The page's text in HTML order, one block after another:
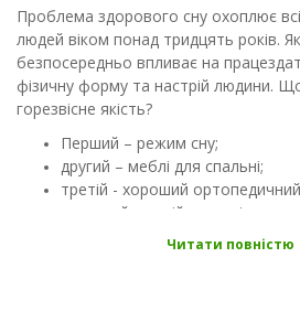
Проблема здорового сну охоплює
людей віком понад тридцять років.
безпосередньо впливає на
фізичну форму та настрій людини.
горезвісне якість?
Перший – режим сну;
другий – меблі для спальні;
третій - хороший
куплений у надійному в
Читати повністю